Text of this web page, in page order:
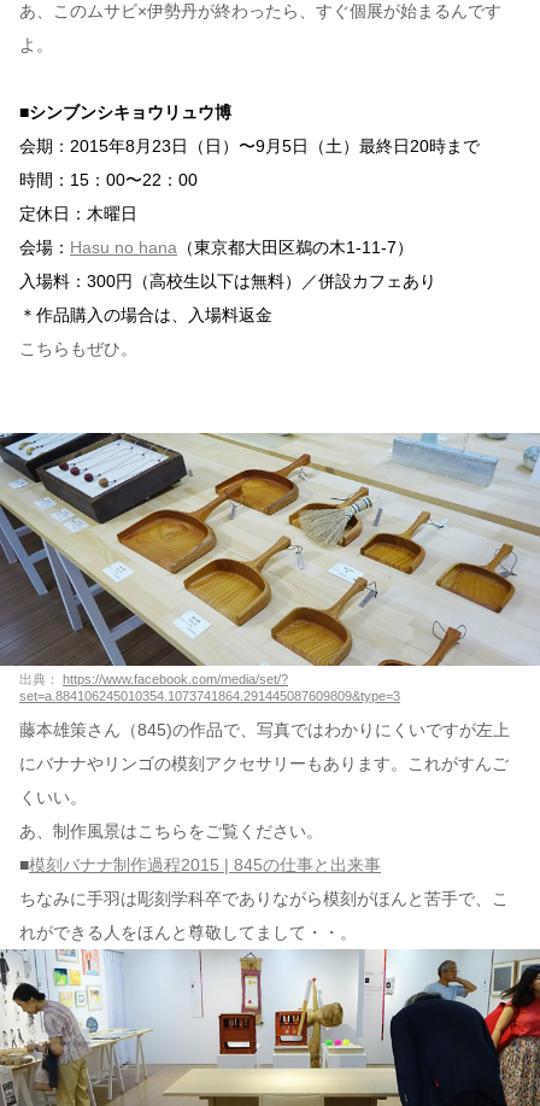
あ、このムサビ×伊勢丹が終わったら、すぐ個展が始まるんです
よ。
■シンブンシキョウリュウ博
会期：2015年8月23日（日）〜9月5日（土）最終日20時まで
時間：15：00〜22：00
定休日：木曜日
会場： Hasu no hana （東京都大田区鵜の木1-11-7）
入場料：300円（高校生以下は無料）／併設カフェあり
＊作品購入の場合は、入場料返金
こちらもぜひ。
出典：
https://www.facebook.com/media/set/?
set=a.884106245010354.1073741864.291445087609809&type=3
藤本雄策さん（845)の作品で、写真ではわかりにくいですが左上
にバナナやリンゴの模刻アクセサリーもあります。これがすんご
くいい。
あ、制作風景はこちらをご覧ください。
■模刻バナナ制作過程2015 | 845の仕事と出来事
ちなみに手羽は彫刻学科卒でありながら模刻がほんと苦手で、こ
れができる人をほんと尊敬してまして・・。